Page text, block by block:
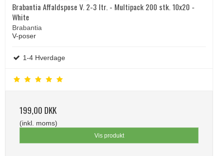
Brabantia Affaldspose V. 2-3 ltr. - Multipack 200 stk. 10x20 -
White
Brabantia
V-poser
1-4 Hverdage
199,00 DKK
(inkl. moms)
Vis produkt